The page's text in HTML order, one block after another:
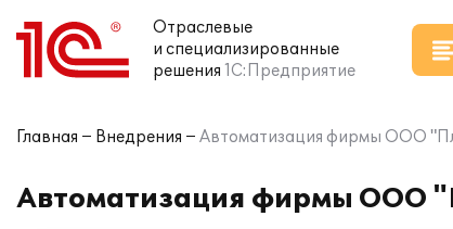
Отраслевые
и специализированные
решения 1С:Предприятие
Главная Внедрения Автоматизация фирмы OOO
Автоматизация фирмы OOO